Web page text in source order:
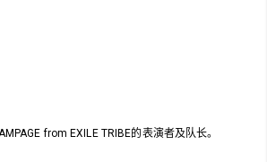
from EXILE TRIBE的表演者及队长。